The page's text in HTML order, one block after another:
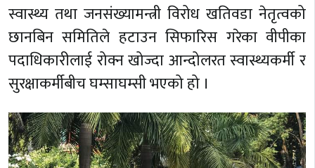
स्वास्थ्य तथा जनसंख्यामन्त्री विरोध खतिवडा नेतृत्वको
छानबिन समितिले हटाउन सिफारिस गरेका वीपीका
पदाधिकारीलाई रोक्न खोज्दा आन्दोलरत स्वास्थ्यकर्मी र
सुरक्षाकर्मीबीच घम्साघम्सी भएको हो ।